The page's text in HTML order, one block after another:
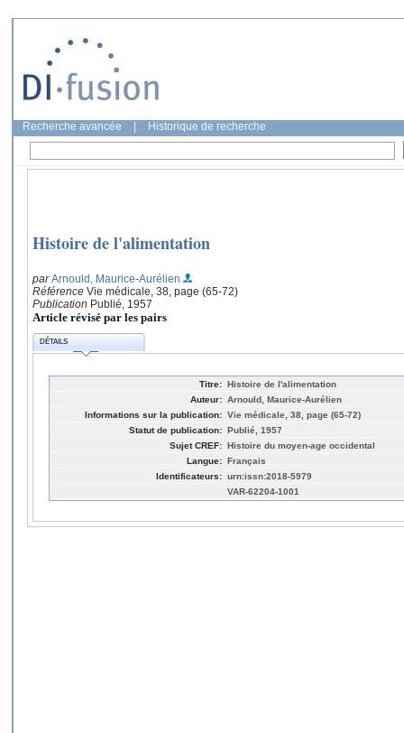
Recherche avancée Historique de recherche
Histoire de l'alimentation
parArnould, Maurice-Aurélien
Référence Vie médicale, 38, page (65-72)
Publication Publié, 1957
Article révisé par les pairs
DÉTAILS
Titre: Histoire de l'alimentation
Auteur: Arnould, Maurice-Aurélien
Informations sur la publication: Vie médicale, 38, page (65-72)
Statut de publication: Publié, 1957
Sujet CREF: Histoire du moyen-age occidental
Langue: Français
Identificateurs: urn:issn:2018-5979
VAR-62204-1001